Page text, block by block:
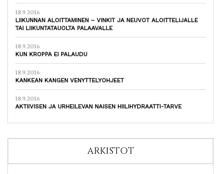
18.9.2016
LIIKUNNAN ALOITTAMINEN – VINKIT JA NEUVOT ALOITTELIJALLE
TAI LIIKUNTATAUOLTA PALAAVALLE
18.9.2016
KUN KROPPA EI PALAUDU
18.9.2016
KANKEAN KANGEN VENYTTELYOHJEET
18.9.2016
AKTIIVISEN JA URHEILEVAN NAISEN HIILIHYDRAATTI-TARVE
ARKISTOT